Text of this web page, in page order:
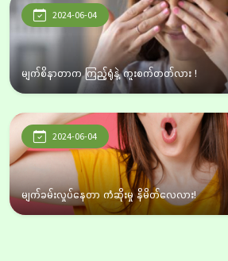
2024-06-04
မျက်စိနာတာက ကြည့်ရုံနဲ့ ကူးစက်တတ်လား !
2024-06-04
မျက်ခမ်းလှုပ်နေတာ ကံဆိုးမှု နိမိတ်လေလား!